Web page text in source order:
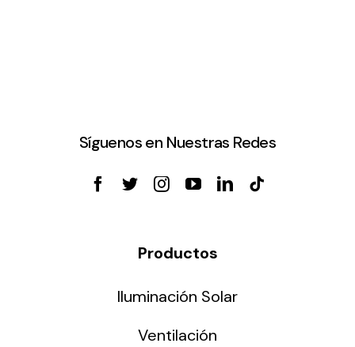
Síguenos en Nuestras Redes
Productos
Iluminación Solar
Ventilación